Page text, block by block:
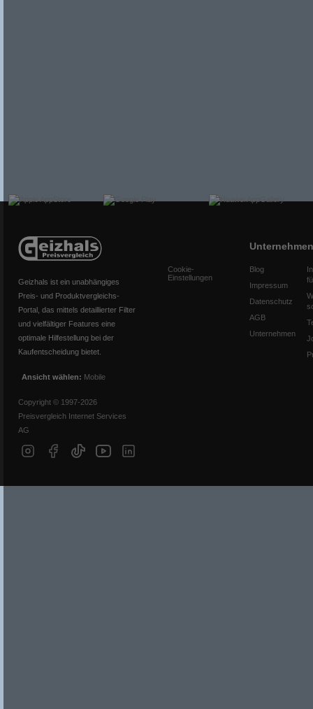
Geizhals ist ein unabhängiges
Preis- und Produktvergleichs-
Portal, das mittels detaillierter Filter
und vielfältiger Features eine
optimale Hilfestellung bei der
Kaufentscheidung bietet.
Ansicht wählen: Mobile
Copyright © 1997-2026
Preisvergleich Internet Services
AG
Cookie-
Einstellungen
Unternehmen
Blog
Impressum
Datenschutz
AGB
Unternehmen